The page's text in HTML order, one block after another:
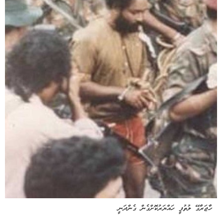
ހާޖަރާގޭ ލުތުފީ ހައްޔަރުކޮށްގެން ގެންދަނީ